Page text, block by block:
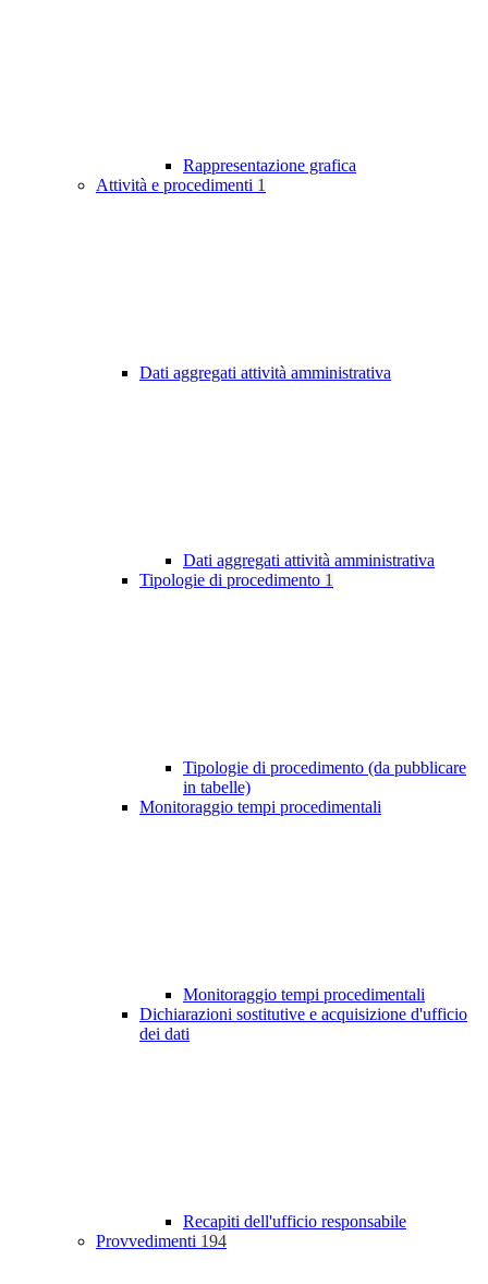
Rappresentazione grafica
Attività e procedimenti 1
Dati aggregati attività amministrativa
Dati aggregati attività amministrativa
Tipologie di procedimento 1
Tipologie di procedimento (da pubblicare
in tabelle)
Monitoraggio tempi procedimentali
Monitoraggio tempi procedimentali
Dichiarazioni sostitutive e acquisizione d'ufficio
dei dati
Recapiti dell'ufficio responsabile
Provvedimenti 194